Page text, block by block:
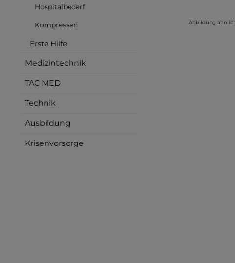
Hospitalbedarf
Kompressen
Erste Hilfe
Medizintechnik
TAC MED
Technik
Ausbildung
Krisenvorsorge
Abbildung